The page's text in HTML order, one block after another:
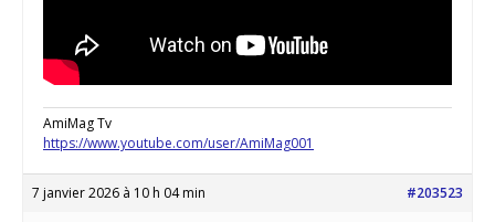
AmiMag Tv
https://www.youtube.com/user/AmiMag001
7 janvier 2026 à 10 h 04 min #203523